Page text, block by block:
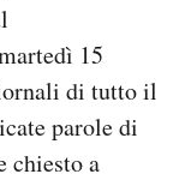
15
di tutto il
parole di
chiesto a